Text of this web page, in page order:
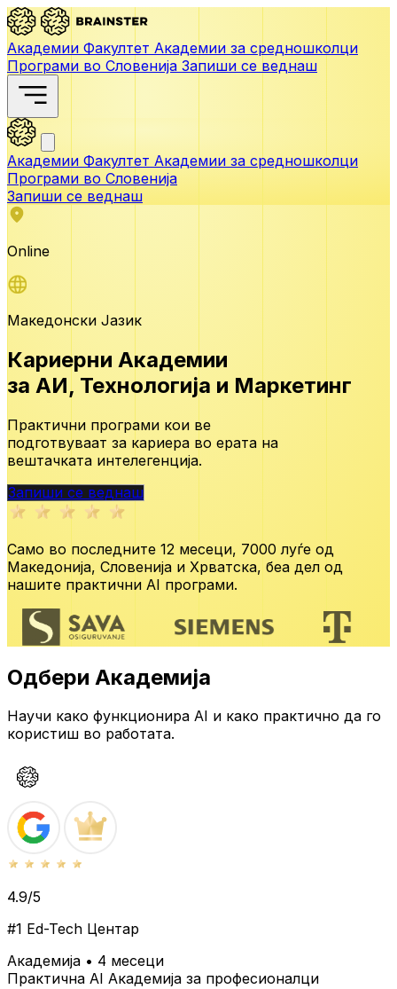
Академии Факултет Академии за средношколци
Програми во Словенија Запиши се веднаш
Академии Факултет Академии за средношколци
Програми во Словенија
Запиши се веднаш
Online
Македонски Јазик
Кариерни Академии
за АИ, Технологија и Маркетинг
Практични програми кои ве
подготвуваат за кариера во ерата на
вештачката интелегенција.
Запиши се веднаш
Само во последните 12 месеци, 7000 луѓе од
Македонија, Словенија и Хрватска, беа дел од
нашите практични AI програми.
Одбери Академија
Научи како функционира AI и како практично да го
користиш во работата.
4.9/5
#1 Ed-Tech Центар
Академија • 4 месеци
Практична AI Академија за професионалци